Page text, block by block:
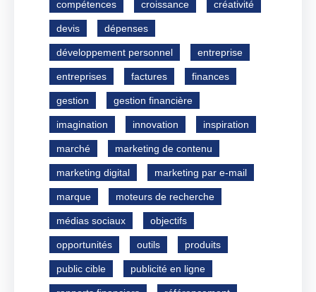
compétences croissance créativité
devis dépenses
développement personnel entreprise
entreprises factures finances
gestion gestion financière
imagination innovation inspiration
marché marketing de contenu
marketing digital marketing par e-mail
marque moteurs de recherche
médias sociaux objectifs
opportunités outils produits
public cible publicité en ligne